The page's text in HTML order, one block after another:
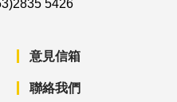
5426
意見信箱
聯絡我們